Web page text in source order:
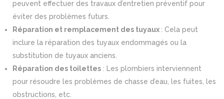
peuvent effectuer des travaux d’entretien préventif pour
éviter des problèmes futurs.
Réparation et remplacement des tuyaux: Cela peut
inclure la réparation des tuyaux endommagés ou la
substitution de tuyaux anciens.
Réparation des toilettes : Les plombiers interviennent
pour résoudre les problèmes de chasse d’eau, les fuites, les
obstructions, etc.